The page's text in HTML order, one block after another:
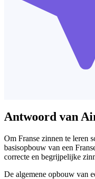
Antwoord van
Om Franse zinnen te leren
basisopbouw van een
correcte en begrijpelijke
De algemene opbouw van